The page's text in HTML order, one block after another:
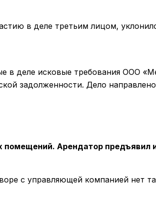
в деле третьим лицом,
в деле исковые требования ООО
задолженности. Дело
Арендатор предъявил
с управляющей компанией нет